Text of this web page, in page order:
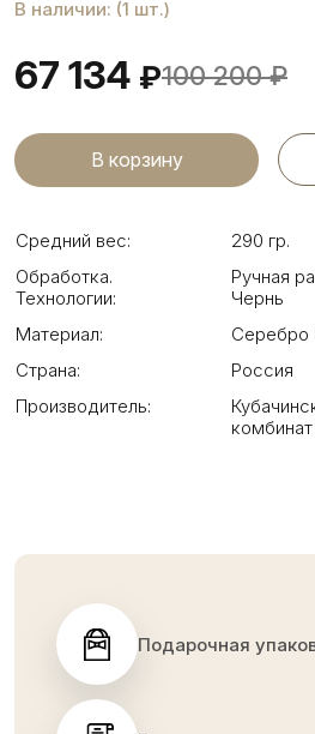
В наличии: (1 шт.)
67 134 ₽100 200 ₽
Средний вес:
290 гр.
Обработка.
Технологии:
Ручная
Чернь
Материал:
Серебро
Страна:
Россия
Производитель:
комбинат
Подарочная